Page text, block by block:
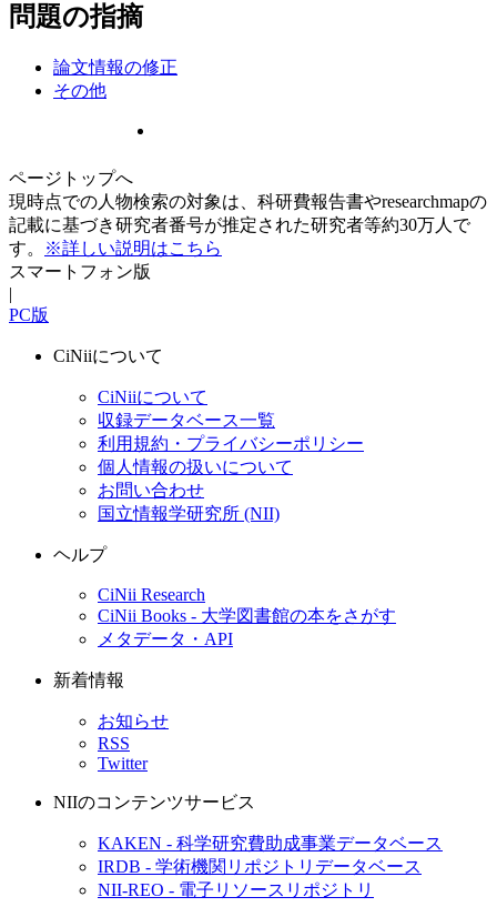
問題の指摘
論文情報の修正
その他
ページトップへ
現時点での人物検索の対象は、科研費報告書やresearchmapの
記載に基づき研究者番号が推定された研究者等約30万人で
す。
※詳しい説明はこちら
スマートフォン版
|
PC版
CiNiiについて
CiNiiについて
収録データベース一覧
利用規約・プライバシーポリシー
個人情報の扱いについて
お問い合わせ
国立情報学研究所 (NII)
ヘルプ
CiNii Research
CiNii Books - 大学図書館の本をさがす
メタデータ・API
新着情報
お知らせ
RSS
Twitter
NIIのコンテンツサービス
KAKEN - 科学研究費助成事業データベース
IRDB - 学術機関リポジトリデータベース
NII-REO - 電子リソースリポジトリ